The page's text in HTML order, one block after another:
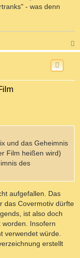
- was denn
a
und das Geheimnis
Film heißen wird)
des
aufgefallen. Das
das Covermotiv dürfte
ist also doch
worden. Insofern
verwendet würde.
erstellt